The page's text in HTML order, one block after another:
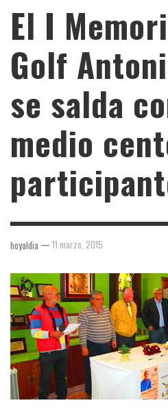
El I
Golf
se salda
medio
hoyaldia — 11 marzo, 2015